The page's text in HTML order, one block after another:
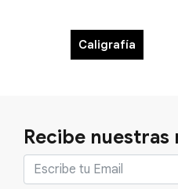
Caligrafía
Recibe nuestras